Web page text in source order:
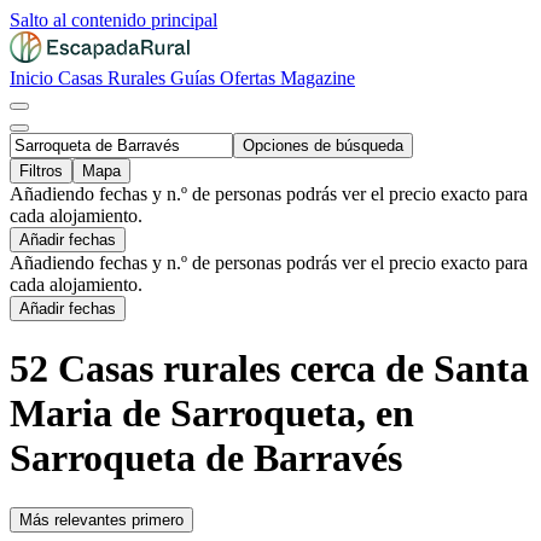
Salto al contenido principal
Inicio Casas Rurales Guías Ofertas Magazine
Opciones de búsqueda
Filtros
Mapa
Añadiendo fechas y n.º de personas podrás ver el precio exacto para
cada alojamiento.
Añadir fechas
Añadiendo fechas y n.º de personas podrás ver el precio exacto para
cada alojamiento.
Añadir fechas
52 Casas rurales cerca de Santa
Maria de Sarroqueta, en
Sarroqueta de Barravés
Más relevantes primero